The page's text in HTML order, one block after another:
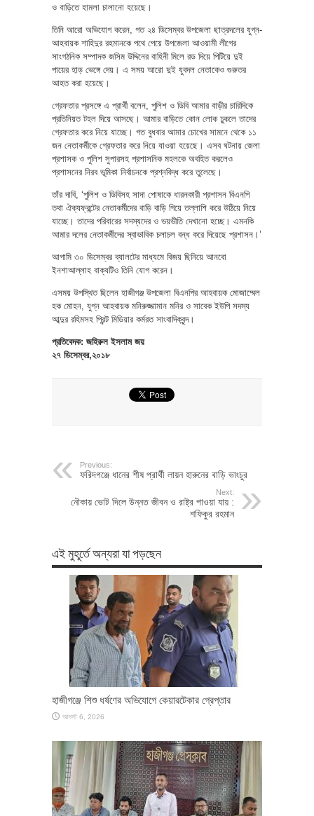
ও বাড়িতে হামলা চালানো হয়েছে।
তিনি আরো অভিযোগ করেন, গত ২৪ ডিসেম্বর উপজেলা ছাত্রদলের যুগ্ন-
আহবায়ক শাহিদুর রহমানকে পথে পেয়ে উপজেলা আওয়ামী লীগের
সাংগঠনিক সম্পাদক জসিম উদ্দিনের বাহিনী মিলে রড দিয়ে পিটিয়ে দুই
পায়ের হাড় ভেঙ্গে দেয়। এ সময় আরো দুই যুবদল নেতাকেও গুরুতর
আহত করা হয়েছে।
গ্রেফতার প্রসঙ্গে এ প্রার্থী বলেন, পুলিশ ও ডিবি আমার বাড়ীর চারিদিকে
প্রতিনিয়ত টহল দিয়ে আসছে। আমার বাড়িতে কোন লোক ঢুকলে তাদের
গ্রেফতার করে নিয়ে যাচ্ছে। গত বুধবার আমার চোখের সামনে থেকে ১১
জন নেতাকর্মীকে গ্রেফতার করে নিয়ে যাওয়া হয়েছে। এসব ঘটনায় জেলা
প্রশাসক ও পুলিশ সুপারসহ প্রশাসনিক মহলকে অবহিত করলেও
প্রশাসনের নিরব ভূমিকা নির্বাচনকে প্রশ্নবিদ্ধ করে তুলেছে।
তাঁর দাবি, ‘পুলিশ ও ডিবিসহ সাদা পোষাকে ধারনকারী প্রশাসন বিএনপি
তথা ঐক্যফ্রন্টের নেতাকর্মীদের বাড়ি বাড়ি গিয়ে তল্লাশি করে উঠিয়ে নিয়ে
যাচ্ছে। তাদের পরিবারের সদস্যদের ও ভয়ভীতি দেখানো হচ্ছে। এমনকি
আমার দলের নেতাকর্মীদের স্বাভাবিক চলাচল বন্ধ করে দিয়েছে প্রশাসন।’
আগামি ৩০ ডিসেম্বর ব্যালটের মাধ্যমে বিজয় ছিনিয়ে আনবো
ইনশাআল্লাহ বাক্যটিও তিনি যোগ করেন।
এসময় উপস্থিত ছিলেন হাজীগঞ্জ উপজেলা বিএনপির আহবায়ক মোজাম্মেল
হক মোহন, যুগ্ন আহবায়ক মনিরুজ্জামান মনির ও সাবেক ইউপি সদস্য
আব্দুর রহিমসহ প্রিন্ট মিডিয়ার কর্মরত সাংবাদিকবৃন্দ।
প্রতিবেদক: জহিরুল ইসলাম জয়
২৭ ডিসেম্বর,২০১৮
Previous:
ফরিদগঞ্জে ধানের শীষ প্রার্থী লায়ন হারুনের বাড়ি ভাংচুর
Next:
নৌকায় ভোট দিলে উন্নত জীবন ও রাষ্ট্র পাওয়া যায় :
শফিকুর রহমান
এই মুহূর্তে অন্যরা যা পড়ছেন
হাজীগঞ্জে শিশু ধর্ষণের অভিযোগে কেয়ারটেকার গ্রেপ্তার
আগস্ট 6, 2026